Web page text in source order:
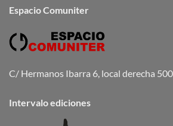
Espacio Comuniter
C/ Hermanos Ibarra 6, local derecha
Intervalo ediciones